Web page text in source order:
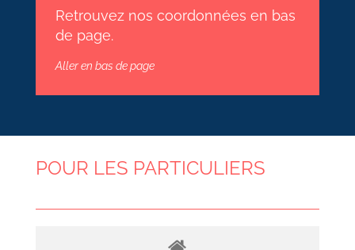
Retrouvez nos coordonnées en bas
de page.
Aller en bas de page
POUR LES PARTICULIERS